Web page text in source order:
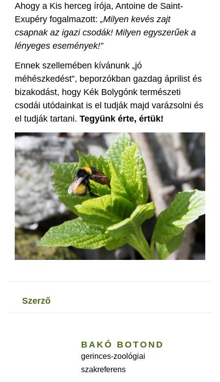
Ahogy a Kis herceg írója, Antoine de Saint-
Exupéry fogalmazott: „Milyen kevés zajt
csapnak az igazi csodák! Milyen egyszerűek a
lényeges események!”
Ennek szellemében kívánunk „jó
méhészkedést”, beporzókban gazdag áprilist és
bizakodást, hogy Kék Bolygónk természeti
csodái utódainkat is el tudják majd varázsolni és
el tudják tartani. Tegyünk érte, értük!
szerző
BAKÓ BOTOND
gerinces-zoológiai
szakreferens